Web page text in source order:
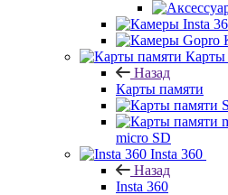
Карты
Назад
Карты памяти
micro SD
Insta 360
Назад
Insta 360